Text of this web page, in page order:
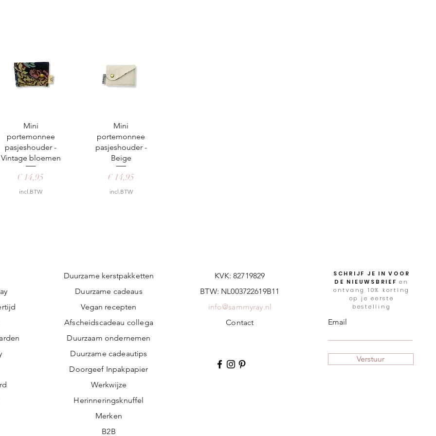
Snel overzicht
Mini
portemonnee
pasjeshouder -
Vintage bloemen
Prijs
€ 14,95
incl.BTW
Snel overzicht
Mini
portemonnee
pasjeshouder -
Beige
Prijs
€ 14,95
incl.BTW
Duurzame kerstpakketten
Duurzame cadeaus
Vegan recepten
Afscheidscadeau collega
Duurzaam ondernemen
Duurzame cadeautips
Doorgeef Inpakpapier
Werkwijze
Herinneringsknuffel
Merken
B2B
KVK: 82719829
BTW: NL003722619B11
info@sammyray.nl
Contact
SCHRIJF JE IN VOOR
DE NIEUWSBRIEFen
ontvang 10% korting
op je eerste
bestelling
Email
Verstuur